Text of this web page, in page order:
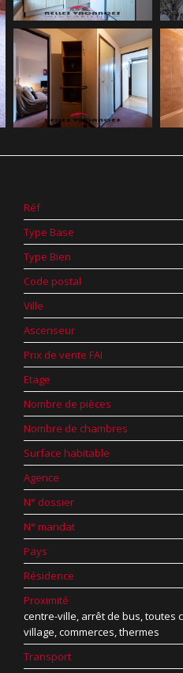
Réf
Type Base
Type Bien
Code postal
Ville
Ascenseur
Prix de vente FAI
Etage
Nombre de pièces
Nombre de chambres
Surface habitable
Agence
N° dossier
N° mandat
Pays
Résidence
Proximité
centre-ville, arrêt de bus, toutes
village, commerces, thermes
Transport